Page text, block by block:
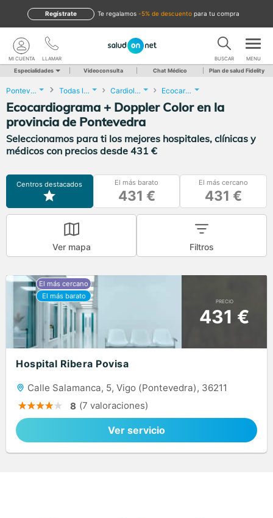
te regalamos -5% de descuento para tu compra
Regístrate
LLAMAR
MI CUENTA BUSCAR MENU
Especialidades Videoconsulta Chat Médico Plan de salud Fidelity
Pontevedra Todas las localidades Cardiología Ecocardiograma + Doppler Color
Ecocardiograma + Doppler Color en la
provincia de Pontevedra
Seleccionamos para ti los mejores hospitales, clínicas y
médicos con precios desde 431 €
Centros destacados El más barato
431 €
El más cercano
431 €
Ver mapa Filtros
PRECIO
431 €
Hospital Ribera Povisa
Calle Salamanca, 5, Vigo (Pontevedra), 36211
8 (7 valoraciones)
Ver servicio